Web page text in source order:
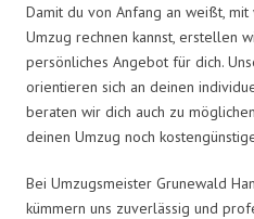
Damit du von Anfang an weißt,
Umzug rechnen kannst, erstellen
persönliches Angebot für dich.
orientieren sich an deinen
beraten wir dich auch zu
deinen Umzug noch
Bei Umzugsmeister Grunewald
kümmern uns zuverlässig und